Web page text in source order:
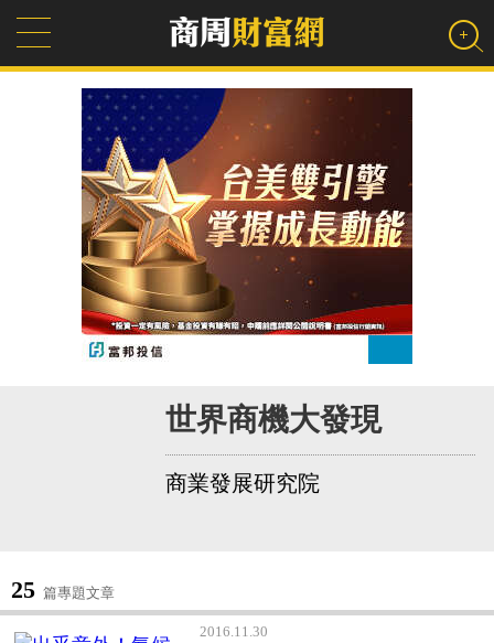
世界商機大發現
商業發展研究院
25 篇專題文章
2016.11.30